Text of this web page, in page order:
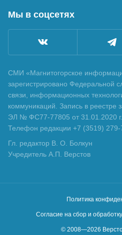
Мы в соцсетях
СМИ «Магнитогорское
зарегистрировано Федеральной
связи, информационных
коммуникаций. Запись в реестре
ЭЛ № ФС77-77805 от 31.01.2020
Телефон редакции +7 (3519) 279-
Гл. редактор В. О. Болкун
Учредитель А.П. Верстов
Политика
Согласие на сбор и
© 2008—2026